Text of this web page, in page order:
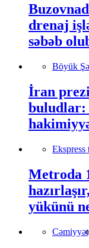
drenaj
səbəb
Böyük
İran
buludlar:
Ekspress
Metroda
yükünü